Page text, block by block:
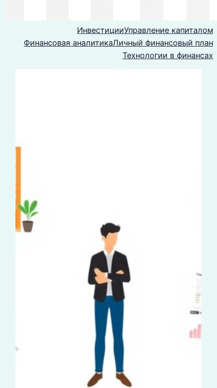
ИнвестицииУправление капиталом
Финансовая аналитикаЛичный финансовый план
Технологии в финансах